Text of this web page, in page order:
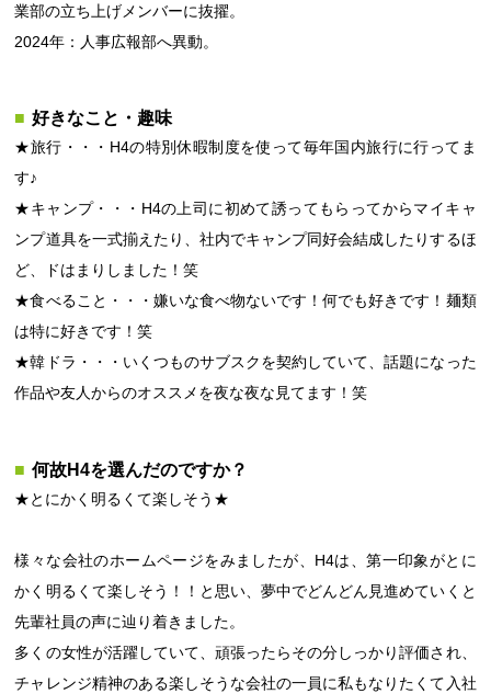
業部の立ち上げメンバーに抜擢。
2024年：人事広報部へ異動。
好きなこと・趣味
★旅行・・・H4の特別休暇制度を使って毎年国内旅行に行ってま
す♪
★キャンプ・・・H4の上司に初めて誘ってもらってからマイキャ
ンプ道具を一式揃えたり、社内でキャンプ同好会結成したりするほ
ど、ドはまりしました！笑
★食べること・・・嫌いな食べ物ないです！何でも好きです！麺類
は特に好きです！笑
★韓ドラ・・・いくつものサブスクを契約していて、話題になった
作品や友人からのオススメを夜な夜な見てます！笑
何故H4を選んだのですか？
★とにかく明るくて楽しそう★
様々な会社のホームページをみましたが、H4は、第一印象がとに
かく明るくて楽しそう！！と思い、夢中でどんどん見進めていくと
先輩社員の声に辿り着きました。
多くの女性が活躍していて、頑張ったらその分しっかり評価され、
チャレンジ精神のある楽しそうな会社の一員に私もなりたくて入社